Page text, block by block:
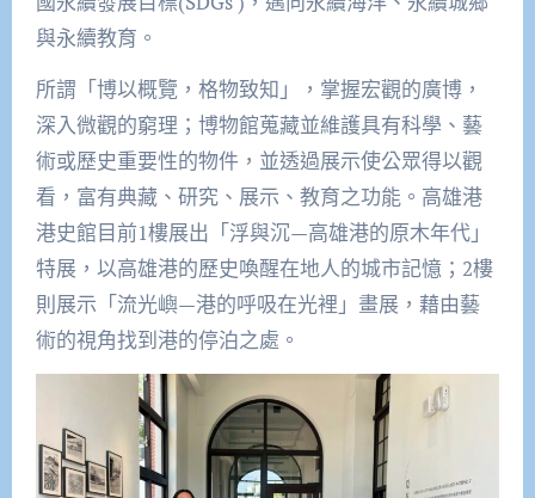
與永續教育。
所謂「博以概覽，格物致知」，掌握宏觀的廣博，
深入微觀的窮理；博物館蒐藏並維護具有科學、藝
術或歷史重要性的物件，並透過展示使公眾得以觀
看，富有典藏、研究、展示、教育之功能。高雄港
港史館目前1樓展出「浮與沉—高雄港的原木年代」
特展，以高雄港的歷史喚醒在地人的城市記憶；2樓
則展示「流光嶼—港的呼吸在光裡」畫展，藉由藝
術的視角找到港的停泊之處。